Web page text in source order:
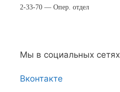
2-33-70 — Опер. отдел
Мы в социальных сетях
Вконтакте